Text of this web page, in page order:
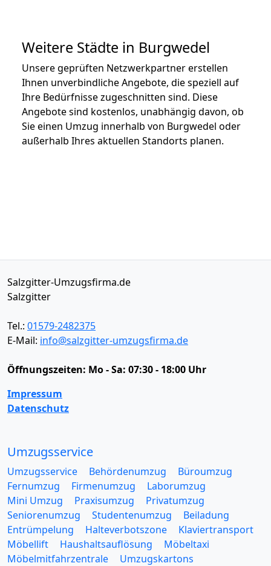
Weitere Städte in Burgwedel
Unsere geprüften Netzwerkpartner erstellen
Ihnen unverbindliche Angebote, die speziell auf
Ihre Bedürfnisse zugeschnitten sind. Diese
Angebote sind kostenlos, unabhängig davon, ob
Sie einen Umzug innerhalb von Burgwedel oder
außerhalb Ihres aktuellen Standorts planen.
Salzgitter-Umzugsfirma.de
Salzgitter
Tel.: 01579-2482375
E-Mail: info@salzgitter-umzugsfirma.de
Öffnungszeiten: Mo - Sa: 07:30 - 18:00 Uhr
Impressum
Datenschutz
Umzugsservice
Umzugsservice Behördenumzug
Büroumzug
Fernumzug
Firmenumzug
Laborumzug
Mini Umzug
Praxisumzug
Privatumzug
Seniorenumzug
Studentenumzug
Beiladung
Entrümpelung
Halteverbotszone
Klaviertransport
Möbellift
Haushaltsauflösung
Möbeltaxi
Möbelmitfahrzentrale
Umzugskartons